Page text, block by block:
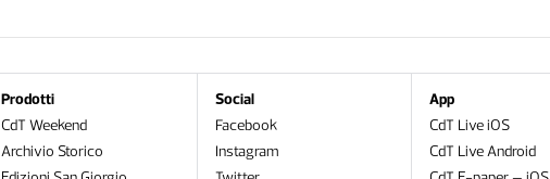
Prodotti
CdT Weekend
Archivio Storico
Social
Facebook
Instagram
App
CdT Live iOS
CdT Live Android